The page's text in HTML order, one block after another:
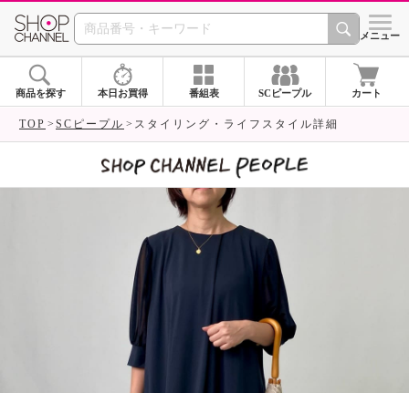
SHOP CHANNEL シメニュー
商品を探す 本日お買得 番組表 SCピープル カート
TOP SCピープル スタイリング・ライフスタイル詳細